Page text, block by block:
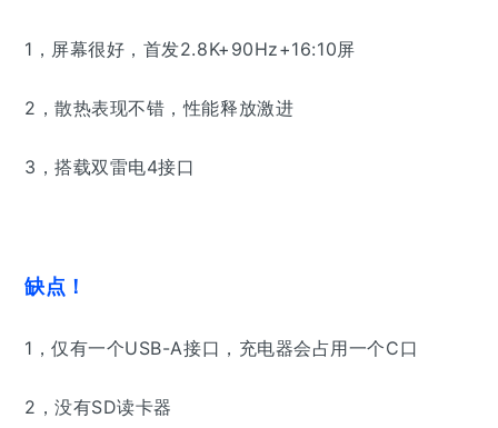
1，屏幕很好，首发2.8K+90Hz+16:10屏
2，散热表现不错，性能释放激进
3，搭载双雷电4接口
缺点！
1，仅有一个USB-A接口，充电器会占用一个C口
2，没有SD读卡器